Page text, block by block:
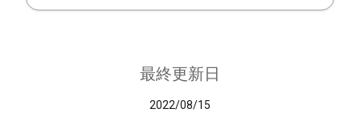
最終更新日
2022/08/15